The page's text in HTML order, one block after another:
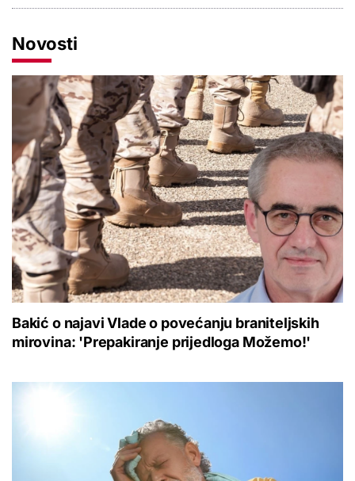
Novosti
Bakić o najavi Vlade o povećanju braniteljskih
mirovina: 'Prepakiranje prijedloga Možemo!'